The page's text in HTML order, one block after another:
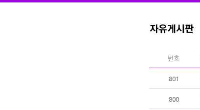
번호
801
800